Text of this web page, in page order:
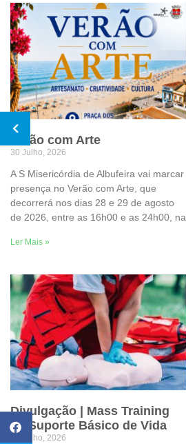
Verão com Arte
30 Julho, 2026
A S Misericórdia de Albufeira vai marcar
presença no Verão com Arte, que
decorrerá nos dias 28 e 29 de agosto
de 2026, entre as 16h00 e as 24h00, na
Ler Mais »
Divulgação | Mass Training
de Suporte Básico de Vida
22 Julho, 2026